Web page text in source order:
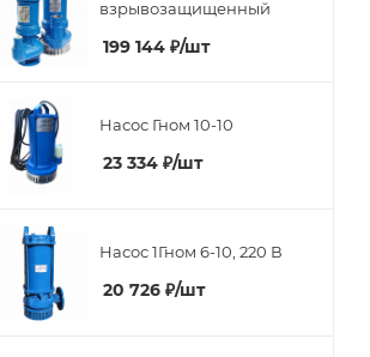
взрывозащищенный
199 144 ₽/шт
Насос Гном 10-10
23 334 ₽/шт
Насос 1Гном 6-10, 220 В
20 726 ₽/шт